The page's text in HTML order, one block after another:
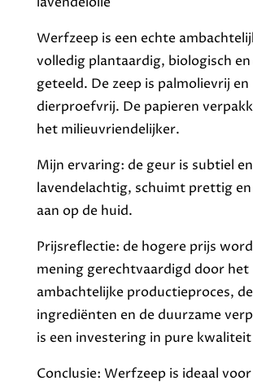
Werfzeep is een echte
volledig plantaardig, biologisch
geteeld. De zeep is palmolievrij en
dierproefvrij. De papieren
het milieuvriendelijker.
Mijn ervaring: de geur is subtiel
lavendelachtig, schuimt prettig
aan op de huid.
Prijsreflectie: de hogere prijs
mening gerechtvaardigd door het
ambachtelijke productieproces,
ingrediënten en de duurzame
is een investering in pure
Conclusie: Werfzeep is ideaal